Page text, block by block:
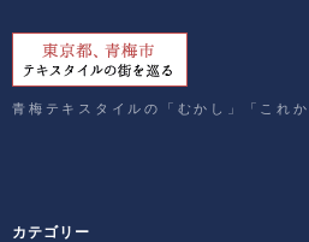
青梅テキスタイルの「むかし」「これ
カテゴリー